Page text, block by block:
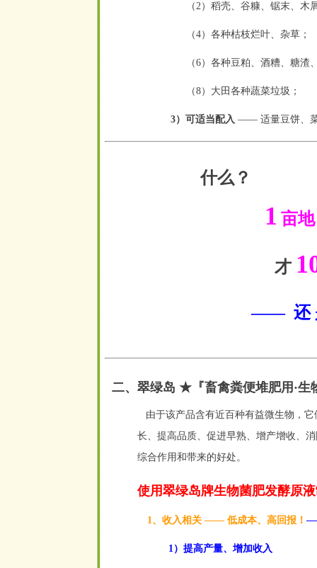
（2）稻壳、谷糠、锯末
（4）各种枯枝烂叶、杂
（6）各种豆粕、酒糟、
（8）大田各种蔬菜垃圾
3）可适当配入 —— 适量豆饼、
什么？
1 亩地
才
—— 还 是
二、翠绿岛 ★『畜禽粪便堆肥用·生
由于该产品含有近百种有益微生物，
长、提高品质、促进早熟、增产增收、
综合作用和带来的好处。
使用翠绿岛牌生物菌肥发酵原
1、收入相关 —— 低成本、高回报！
1）提高产量、增加收入